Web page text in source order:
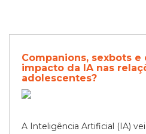
Companions, sexbots
impacto da IA nas
adolescentes?
A Inteligência Artificial (IA)